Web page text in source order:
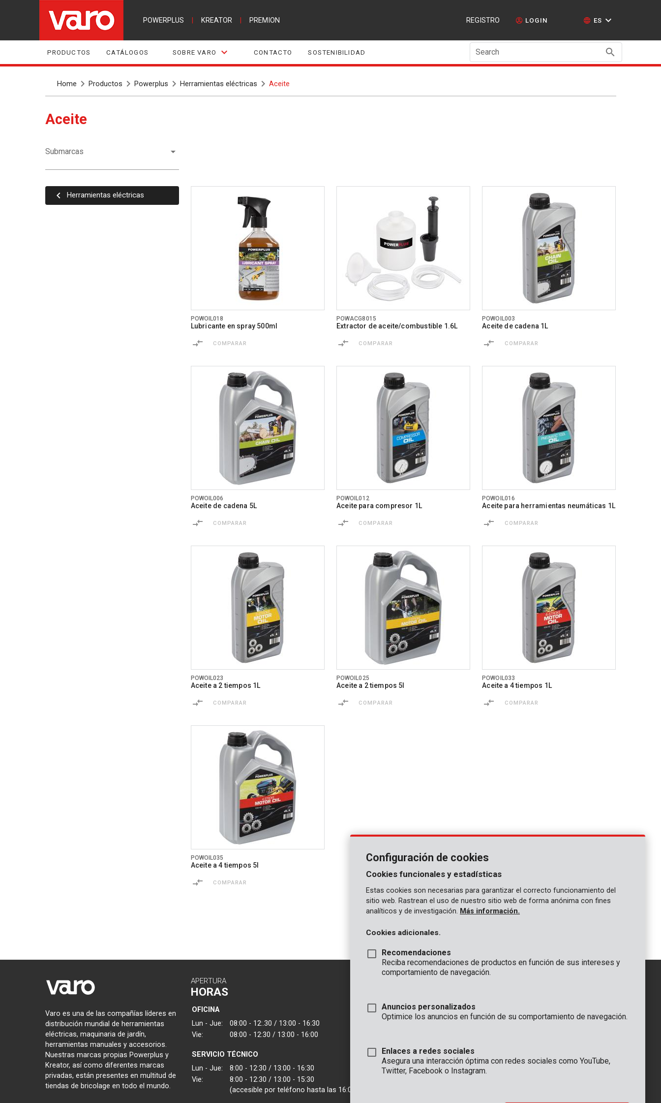
POWERPLUS KREATOR PREMION REGISTRO LOGIN ES
PRODUCTOS CATÁLOGOS SOBRE VARO CONTACTO SOSTENIBILIDAD Search
Home Productos Powerplus Herramientas eléctricas Aceite
Aceite
Submarcas
Herramientas eléctricas
POWOIL018
Lubricante en spray 500ml
COMPARAR
POWACG8015
Extractor de aceite/combustible 1.6L
COMPARAR
POWOIL003
Aceite de cadena 1L
COMPARAR
POWOIL006
Aceite de cadena 5L
COMPARAR
POWOIL012
Aceite para compresor 1L
COMPARAR
POWOIL016
Aceite para herramientas neumáticas 1L
COMPARAR
POWOIL023
Aceite a 2 tiempos 1L
COMPARAR
POWOIL025
Aceite a 2 tiempos 5l
COMPARAR
POWOIL033
Aceite a 4 tiempos 1L
COMPARAR
POWOIL035
Aceite a 4 tiempos 5l
COMPARAR
Varo es una de las compañías líderes en
distribución mundial de herramientas
eléctricas, maquinaria de jardín,
herramientas manuales y accesorios.
Nuestras marcas propias Powerplus y
Kreator, así como diferentes marcas
privadas, están presentes en multitud de
tiendas de bricolage en todo el mundo.
APERTURA
HORAS
OFICINA
Lun - Jue:
08:00 - 12:.30 / 13:00 - 16:30
Vie:
08:00 - 12:30 / 13:00 - 16:00
SERVICIO TÉCNICO
Lun - Jue:
8:00 - 12:30 / 13:00 - 16:30
Vie:
8:00 - 12:30 / 13:00 - 15:30
(accesible por teléfono hasta las 16:00)
OFICINA
2500 Lier - Bélgica
VARO IBERICA
GENERAL
+32 (0)3 292 92 90
Configuración de cookies
Cookies funcionales y estadísticas
Estas cookies son necesarias para garantizar el correcto funcionamiento del
sitio web. Rastrean el uso de nuestro sitio web de forma anónima con fines
analíticos y de investigación. Más información.
Cookies adicionales.
Recomendaciones
Reciba recomendaciones de productos en función de sus intereses y
comportamiento de navegación.
Anuncios personalizados
Optimice los anuncios en función de su comportamiento de navegación.
Enlaces a redes sociales
Asegura una interacción óptima con redes sociales como YouTube,
Twitter, Facebook o Instagram.